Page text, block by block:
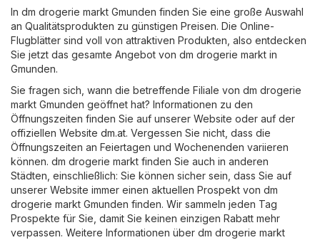
In dm drogerie markt Gmunden finden Sie eine große Auswahl
an Qualitätsprodukten zu günstigen Preisen. Die Online-
Flugblätter sind voll von attraktiven Produkten, also entdecken
Sie jetzt das gesamte Angebot von dm drogerie markt in
Gmunden.
Sie fragen sich, wann die betreffende Filiale von dm drogerie
markt Gmunden geöffnet hat? Informationen zu den
Öffnungszeiten finden Sie auf unserer Website oder auf der
offiziellen Website dm.at. Vergessen Sie nicht, dass die
Öffnungszeiten an Feiertagen und Wochenenden variieren
können. dm drogerie markt finden Sie auch in anderen
Städten, einschließlich: Sie können sicher sein, dass Sie auf
unserer Website immer einen aktuellen Prospekt von dm
drogerie markt Gmunden finden. Wir sammeln jeden Tag
Prospekte für Sie, damit Sie keinen einzigen Rabatt mehr
verpassen. Weitere Informationen über dm drogerie markt